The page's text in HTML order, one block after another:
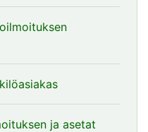
ja asetat